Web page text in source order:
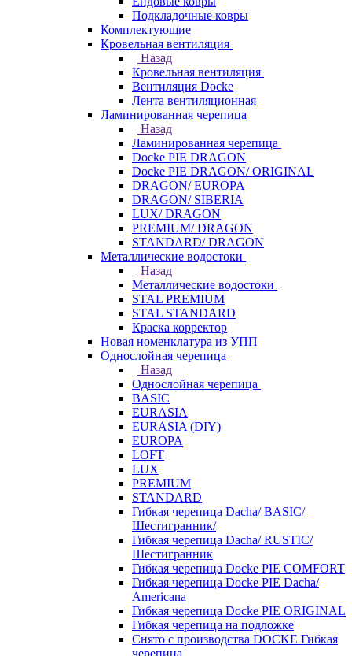
Подкладочные ковры
Комплектующие
Кровельная вентиляция
Назад
Кровельная вентиляция
Вентиляция Docke
Лента вентиляционная
Ламинированная черепица
Назад
Ламинированная черепица
Docke PIE DRAGON
Docke PIE DRAGON/ ORIGINAL
DRAGON/ EUROPA
DRAGON/ SIBERIA
LUX/ DRAGON
PREMIUM/ DRAGON
STANDARD/ DRAGON
Металлические водостоки
Назад
Металлические водостоки
STAL PREMIUM
STAL STANDARD
Краска корректор
Новая номенклатура из УПП
Однослойная черепица
Назад
Однослойная черепица
BASIC
EURASIA
EURASIA (DIY)
EUROPA
LOFT
LUX
PREMIUM
STANDARD
Гибкая черепица Dacha/ BASIC/
Шестигранник/
Гибкая черепица Dacha/ RUSTIC/
Шестигранник
Гибкая черепица Docke PIE COMFORT
Гибкая черепица Docke PIE Dacha/
Americana
Гибкая черепица Docke PIE ОRIGINАL
Гибкая черепица на подложке
Снято с производства DOCKE Гибкая
черепица